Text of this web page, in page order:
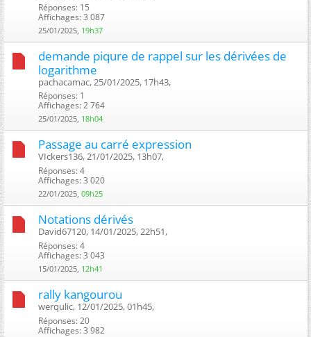
Réponses: 15
Affichages: 3 087
25/01/2025, 19h37
demande piqure de rappel sur les dérivées de
logarithme
pachacamac, 25/01/2025, 17h43, ‎
Réponses: 1
Affichages: 2 764
25/01/2025, 18h04
Passage au carré expression
VIckers136, 21/01/2025, 13h07, ‎
Réponses: 4
Affichages: 3 020
22/01/2025, 09h25
Notations dérivés
David67120, 14/01/2025, 22h51, ‎
Réponses: 4
Affichages: 3 043
15/01/2025, 12h41
rally kangourou
werqulic, 12/01/2025, 01h45, ‎
Réponses: 20
Affichages: 3 982